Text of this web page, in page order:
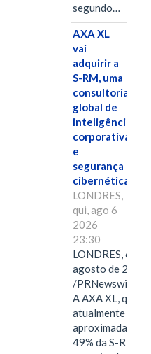
segundo…
AXA XL
vai
adquirir a
S-RM, uma
consultoria
global de
inteligência
corporativa
e
segurança
cibernética
LONDRES,
qui, ago 6
2026
23:30
LONDRES, 6 de
agosto de 2026
/PRNewswire/ --
A AXA XL, que
atualmente
49% da S-RM,